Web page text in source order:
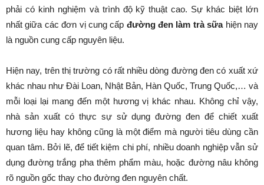
phải có kinh nghiệm và trình độ kỹ thuật cao. Sự khác biệt lớn
nhất giữa các đơn vị cung cấp đường đen làm trà sữa hiện nay
là nguồn cung cấp nguyên liệu.
Hiện nay, trên thị trường có rất nhiều dòng đường đen có xuất xứ
khác nhau như Đài Loan, Nhật Bản, Hàn Quốc, Trung Quốc,… và
mỗi loại lại mang đến một hương vị khác nhau. Không chỉ vậy,
nhà sản xuất có thực sự sử dụng đường đen để chiết xuất
hương liệu hay không cũng là một điểm mà người tiêu dùng cần
quan tâm. Bởi lẽ, để tiết kiệm chi phí, nhiều doanh nghiệp vẫn sử
dụng đường trắng pha thêm phẩm màu, hoặc đường nâu không
rõ nguồn gốc thay cho đường đen nguyên chất.